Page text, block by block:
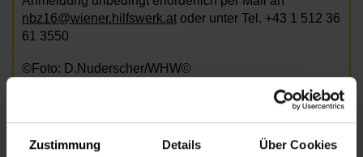
Zustimmung Details Über Cookies
nbz16@wiener.hilfswerk.at oder unter Tel. +43 1 512 36
61 3550
©Foto: D.Nuderscher/WHW©